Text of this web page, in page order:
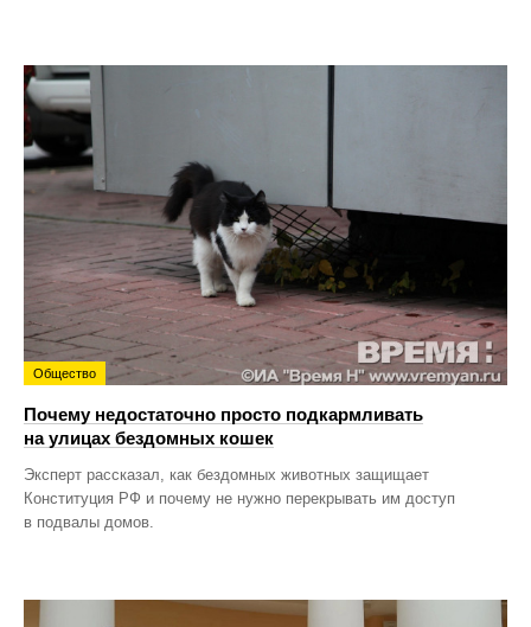
Общество
Почему недостаточно просто подкармливать
на улицах бездомных кошек
Эксперт рассказал, как бездомных животных защищает
Конституция РФ и почему не нужно перекрывать им доступ
в подвалы домов.